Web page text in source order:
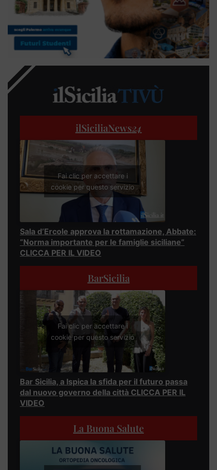
ilSiciliaNews24
Fai clic per accettare i
cookie per questo servizio
Sala d’Ercole approva la rottamazione, Abbate:
“Norma importante per le famiglie siciliane”
CLICCA PER IL VIDEO
BarSicilia
Fai clic per accettare i
cookie per questo servizio
Bar Sicilia, a Ispica la sfida per il futuro passa
dal nuovo governo della città CLICCA PER IL
VIDEO
La Buona Salute